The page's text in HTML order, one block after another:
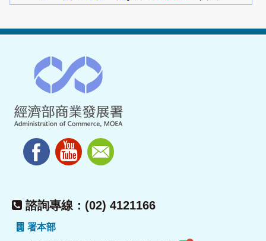
諮詢專線：(02) 4121166
署本部